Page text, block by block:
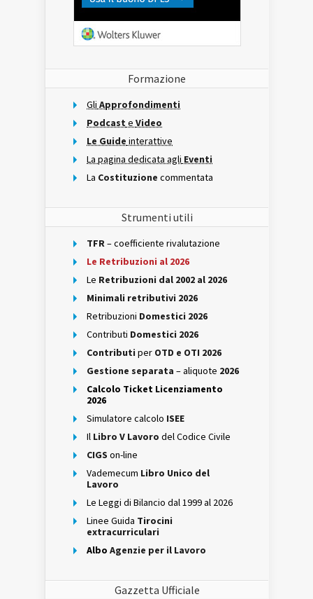
Formazione
Gli Approfondimenti
Podcast e Video
Le Guide interattive
La pagina dedicata agli Eventi
La Costituzione commentata
Strumenti utili
TFR– coefficiente rivalutazione
Le Retribuzioni al 2026
Le Retribuzioni dal 2002 al 2026
Minimali retributivi 2026
Retribuzioni Domestici 2026
Contributi Domestici 2026
Contributi per OTD e OTI 2026
Gestione separata – aliquote 2026
Calcolo Ticket Licenziamento
2026
Simulatore calcolo ISEE
Il Libro V Lavoro del Codice Civile
CIGS on-line
Vademecum Libro Unico del
Lavoro
Le Leggi di Bilancio dal 1999 al 2026
Linee Guida Tirocini
extracurriculari
Albo Agenzie per il Lavoro
Gazzetta Ufficiale